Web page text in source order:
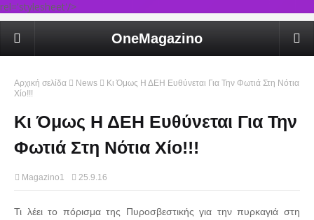
rel='stylesheet'/>
OneMagazino
Αρχική σελίδα News
Κι Όμως Η ΔΕΗ Ευθύνεται Για Την Φωτιά Στη Νότια
Χίο!!!
Κι Όμως Η ΔΕΗ Ευθύνεται Για Την
Φωτιά Στη Νότια Χίο!!!
Magazino1 25.9.16
Τι λέει το πόρισμα της Πυροσβεστικής για την πυρκαγιά στη